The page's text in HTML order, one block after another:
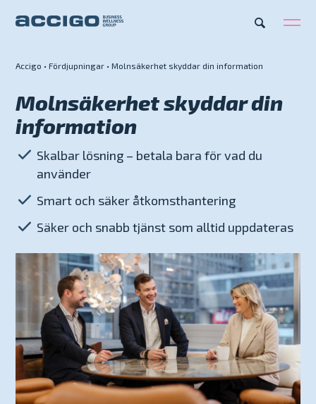
Erbjudande
Plattformar
Kunskapsbank
Våra case
Accigo •Fördjupningar •Molnsäkerhet skyddar din information
Molnsäkerhet skyddar din
information
Skalbar lösning – betala bara för vad du
använder
Smart och säker åtkomsthantering
Säker och snabb tjänst som alltid uppdateras